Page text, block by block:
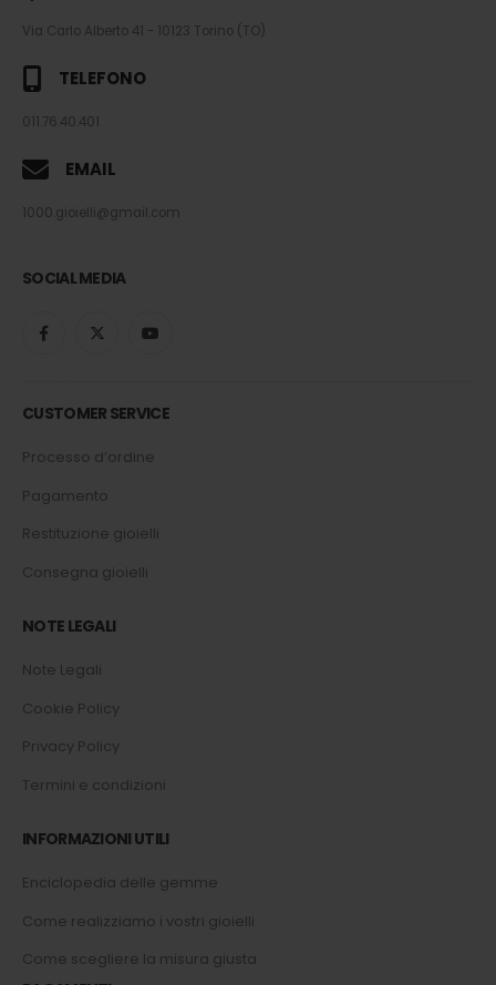
Via Carlo Alberto 41 - 10123 Torino (TO)
TELEFONO
011.76.40.401
EMAIL
1000.gioielli@gmail.com
SOCIAL MEDIA
CUSTOMER SERVICE
Processo d’ordine
Pagamento
Restituzione gioielli
Consegna gioielli
NOTE LEGALI
Note Legali
Cookie Policy
Privacy Policy
Termini e condizioni
INFORMAZIONI UTILI
Enciclopedia delle gemme
Come realizziamo i vostri gioielli
Come scegliere la misura giusta